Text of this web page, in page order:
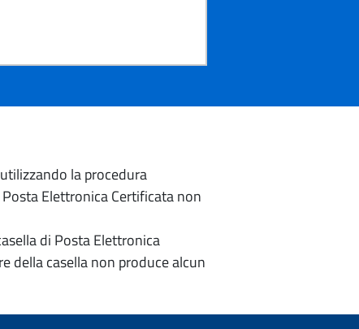
la procedura
Elettronica Certificata non
di Posta Elettronica
della casella non produce alcun